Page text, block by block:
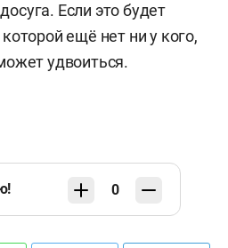
Если это будет
ещё нет ни у кого,
удвоиться.
0